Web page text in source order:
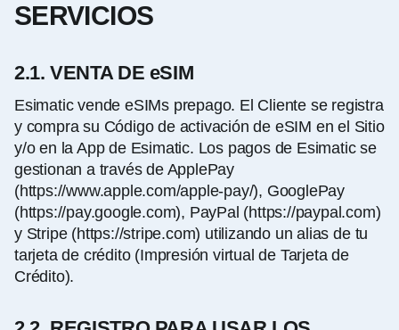
SERVICIOS
2.1. VENTA DE eSIM
Esimatic vende eSIMs prepago. El Cliente se registra
y compra su Código de activación de eSIM en el Sitio
y/o en la App de Esimatic. Los pagos de Esimatic se
gestionan a través de ApplePay
(https://www.apple.com/apple-pay/), GooglePay
(https://pay.google.com), PayPal (https://paypal.com)
y Stripe (https://stripe.com) utilizando un alias de tu
tarjeta de crédito (Impresión virtual de Tarjeta de
Crédito).